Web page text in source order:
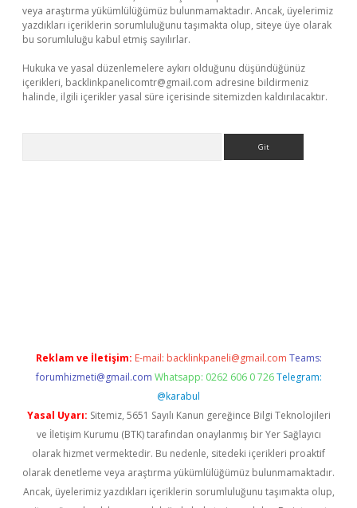
veya araştırma yükümlülüğümüz bulunmamaktadır. Ancak, üyelerimiz
yazdıkları içeriklerin sorumluluğunu taşımakta olup, siteye üye olarak
bu sorumluluğu kabul etmiş sayılırlar.
Hukuka ve yasal düzenlemelere aykırı olduğunu düşündüğünüz
içerikleri, backlinkpanelicomtr@gmail.com adresine bildirmeniz
halinde, ilgili içerikler yasal süre içerisinde sitemizden kaldırılacaktır.
Reklam ve İletişim: E-mail: backlinkpaneli@gmail.com Teams:
forumhizmeti@gmail.com Whatsapp: 0262 606 0 726 Telegram:
@karabul
Yasal Uyarı: Sitemiz, 5651 Sayılı Kanun gereğince Bilgi Teknolojileri
ve İletişim Kurumu (BTK) tarafından onaylanmış bir Yer Sağlayıcı
olarak hizmet vermektedir. Bu nedenle, sitedeki içerikleri proaktif
olarak denetleme veya araştırma yükümlülüğümüz bulunmamaktadır.
Ancak, üyelerimiz yazdıkları içeriklerin sorumluluğunu taşımakta olup,